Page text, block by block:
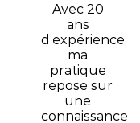
Avec 20
ans
d’expérience,
ma
pratique
repose sur
une
connaissance